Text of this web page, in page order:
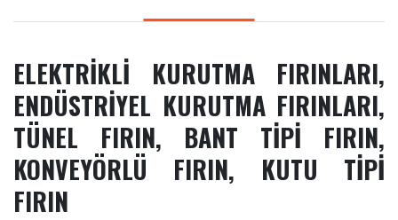
ELEKTRİKLİ KURUTMA FIRINLARI,
ENDÜSTRİYEL KURUTMA FIRINLARI,
TÜNEL FIRIN, BANT TİPİ FIRIN,
KONVEYÖRLÜ FIRIN, KUTU TİPİ
FIRIN